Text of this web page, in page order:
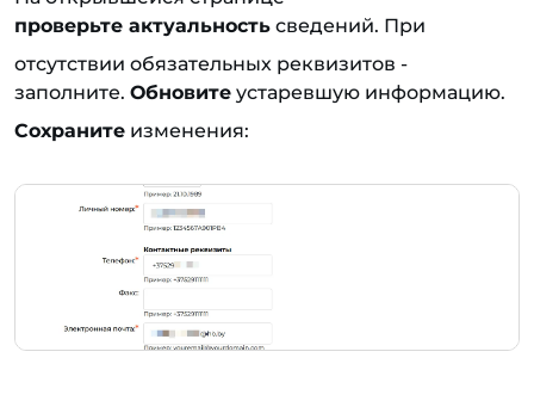
проверьте актуальность сведений. При
отсутствии обязательных реквизитов -
заполните. Обновите устаревшую информацию.
Сохраните изменения: